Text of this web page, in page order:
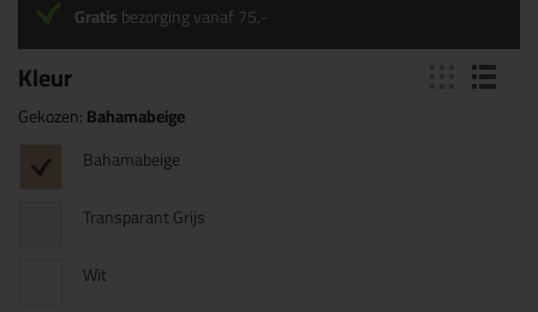
Kleur
Gekozen:Bahamabeige
Bahamabeige
Transparant Grijs
Wit
Gratisbezorging vanaf 75,-